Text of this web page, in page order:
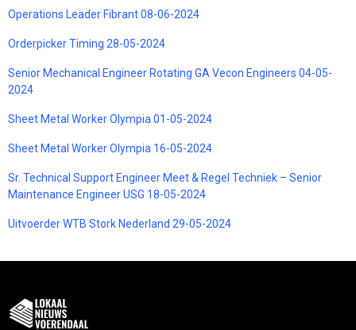
Operations Leader Fibrant 08-06-2024
Orderpicker Timing 28-05-2024
Senior Mechanical Engineer Rotating GA Vecon Engineers 04-05-
2024
Sheet Metal Worker Olympia 01-05-2024
Sheet Metal Worker Olympia 16-05-2024
Sr. Technical Support Engineer Meet & Regel Techniek – Senior
Maintenance Engineer USG 18-05-2024
Uitvoerder WTB Stork Nederland 29-05-2024